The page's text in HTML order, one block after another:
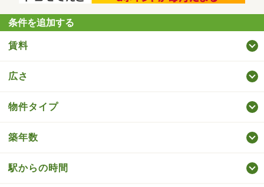
条件を追加する
賃料
広さ
物件タイプ
築年数
駅からの時間